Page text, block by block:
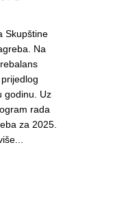
Skupštine
Na
godinu. Uz
rada
za 2025.